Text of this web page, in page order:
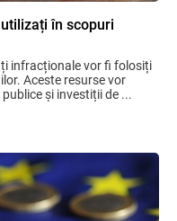
contabilității și
fiscale
2026
Fiscal de Stat
în scopuri
infracționale vor fi folosiți
Aceste resurse vor
și investiții de ...